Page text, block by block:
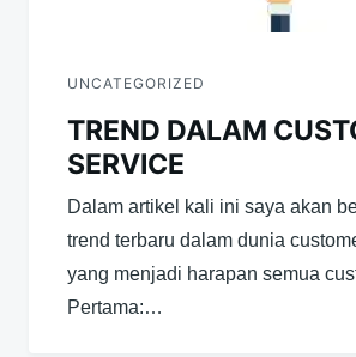
UNCATEGORIZED
TREND DALAM
SERVICE
Dalam artikel kali ini saya akan
trend terbaru dalam dunia
yang menjadi harapan semua
Pertama:…